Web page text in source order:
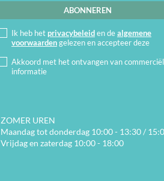
Ik heb het privacybeleiden dealgemene
voorwaardengelezen en accepteer deze
Akkoord met het ontvangen van
informatie
ZOMER UREN
Maandag tot donderdag 10:00 - 13:30 /
Vrijdag en zaterdag 10:00 - 18:00